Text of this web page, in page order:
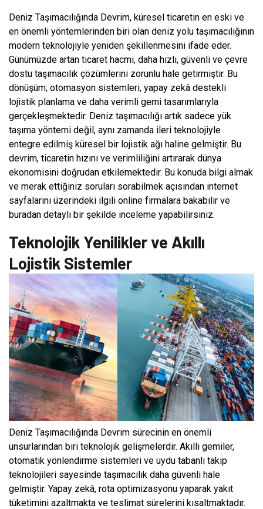
Deniz Taşımacılığında Devrim, küresel ticaretin en eski ve
en önemli yöntemlerinden biri olan deniz yolu taşımacılığının
modern teknolojiyle yeniden şekillenmesini ifade eder.
Günümüzde artan ticaret hacmi, daha hızlı, güvenli ve çevre
dostu taşımacılık çözümlerini zorunlu hale getirmiştir. Bu
dönüşüm; otomasyon sistemleri, yapay zekâ destekli
lojistik planlama ve daha verimli gemi tasarımlarıyla
gerçekleşmektedir. Deniz taşımacılığı artık sadece yük
taşıma yöntemi değil, aynı zamanda ileri teknolojiyle
entegre edilmiş küresel bir lojistik ağı haline gelmiştir. Bu
devrim, ticaretin hızını ve verimliliğini artırarak dünya
ekonomisini doğrudan etkilemektedir. Bu konuda bilgi almak
ve merak ettiğiniz soruları sorabilmek açısından internet
sayfalarını üzerindeki ilgili online firmalara bakabilir ve
buradan detaylı bir şekilde inceleme yapabilirsiniz.
Teknolojik Yenilikler ve Akıllı
Lojistik Sistemler
Deniz Taşımacılığında Devrim sürecinin en önemli
unsurlarından biri teknolojik gelişmelerdir. Akıllı gemiler,
otomatik yönlendirme sistemleri ve uydu tabanlı takip
teknolojileri sayesinde taşımacılık daha güvenli hale
gelmiştir. Yapay zekâ, rota optimizasyonu yaparak yakıt
tüketimini azaltmakta ve teslimat sürelerini kısaltmaktadır.